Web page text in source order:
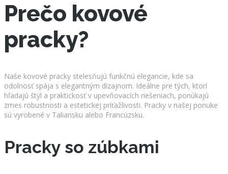
Prečo kovové
pracky?
Naše kovové pracky stelesňujú funkčnú elegancie, kde sa
odolnosť spája s elegantným dizajnom. Ideálne pre tých, ktorí
hľadajú štýl a praktickosť v upevňovacích riešeniach, ponúkajú
zmes robustnosti a estetickej príťažlivosti. Pracky v našej ponuke
sú vyrobené v Taliansku alebo Francúzsku.
Pracky so zúbkami